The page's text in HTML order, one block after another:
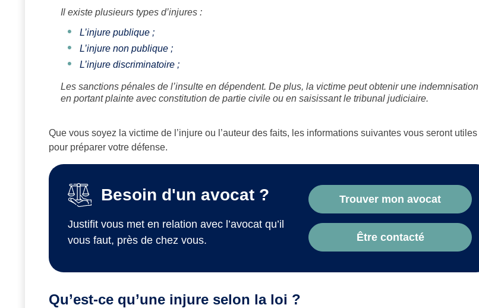
Il existe plusieurs types d’injures :
L’injure publique ;
L’injure non publique ;
L’injure discriminatoire ;
Les sanctions pénales de l’insulte en dépendent. De plus, la victime peut obtenir une indemnisation
en portant plainte avec constitution de partie civile ou en saisissant le tribunal judiciaire.
Que vous soyez la victime de l’injure ou l’auteur des faits, les informations suivantes vous seront utiles
pour préparer votre défense.
Besoin d'un avocat ?
Justifit vous met en relation avec l’avocat qu’il
vous faut, près de chez vous.
Trouver mon avocat
Être contacté
Qu’est-ce qu’une injure selon la loi ?